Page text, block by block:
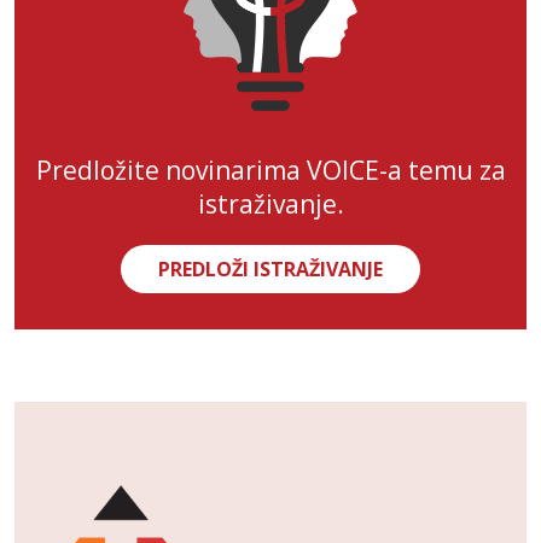
Predložite novinarima VOICE-a temu za
istraživanje.
PREDLOŽI ISTRAŽIVANJE